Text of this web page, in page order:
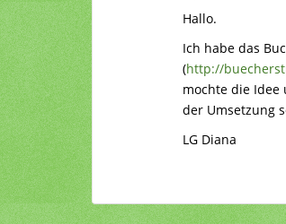
Hallo.
Ich habe das
(http://
mochte die Idee
der Umsetzung
LG Diana